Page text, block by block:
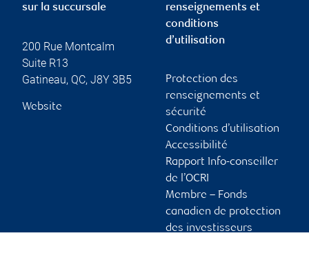
sur la succursale
200 Rue Montcalm
Suite R13
Gatineau, QC, J8Y 3B5
Website
renseignements et
conditions
d’utilisation
Protection des
renseignements et
sécurité
Conditions d’utilisation
Accessibilité
Rapport Info-conseiller
de l’OCRI
Membre – Fonds
canadien de protection
des investisseurs